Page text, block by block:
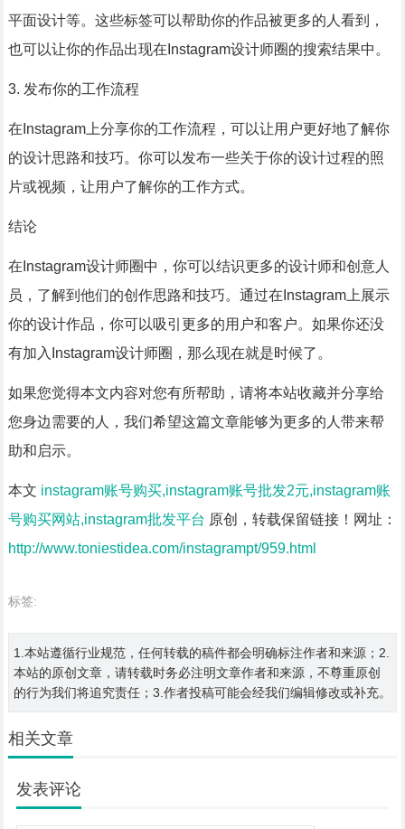
平面设计等。这些标签可以帮助你的作品被更多的人看到，
也可以让你的作品出现在Instagram设计师圈的搜索结果中。
3. 发布你的工作流程
在Instagram上分享你的工作流程，可以让用户更好地了解你
的设计思路和技巧。你可以发布一些关于你的设计过程的照
片或视频，让用户了解你的工作方式。
结论
在Instagram设计师圈中，你可以结识更多的设计师和创意人
员，了解到他们的创作思路和技巧。通过在Instagram上展示
你的设计作品，你可以吸引更多的用户和客户。如果你还没
有加入Instagram设计师圈，那么现在就是时候了。
如果您觉得本文内容对您有所帮助，请将本站收藏并分享给
您身边需要的人，我们希望这篇文章能够为更多的人带来帮
助和启示。
本文 instagram账号购买,instagram账号批发2元,instagram账
号购买网站,instagram批发平台 原创，转载保留链接！网址：
http://www.toniestidea.com/instagrampt/959.html
标签:
1.本站遵循行业规范，任何转载的稿件都会明确标注作者和来源；2.
本站的原创文章，请转载时务必注明文章作者和来源，不尊重原创
的行为我们将追究责任；3.作者投稿可能会经我们编辑修改或补充。
相关文章
发表评论